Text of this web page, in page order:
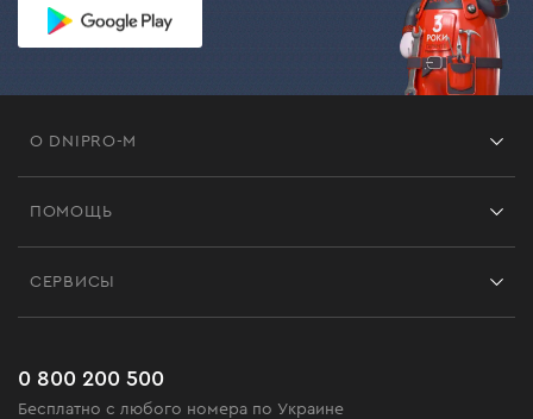
О DNIPRO-M
Черная пятница
ПОМОЩЬ
Часто задаваемые вопросы
СЕРВИСЫ
0 800 200 500
Бесплатно с любого номера по Украине